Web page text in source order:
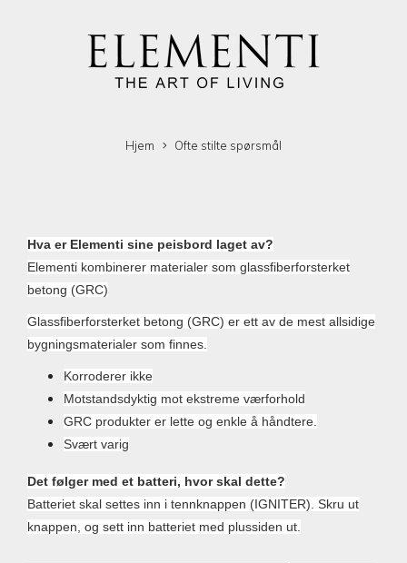
Hjem Ofte stilte spørsmål
Hva er Elementi sine peisbord laget av?
Elementi kombinerer materialer som glassfiberforsterket
betong (GRC)
Glassfiberforsterket betong (GRC) er ett av de mest allsidige
bygningsmaterialer som finnes.
Korroderer ikke
Motstandsdyktig mot ekstreme værforhold
GRC produkter er lette og enkle å håndtere.
Svært varig
Det følger med et batteri, hvor skal dette?
Batteriet skal settes inn i tennknappen (IGNITER). Skru ut
knappen, og sett inn batteriet med plussiden ut.